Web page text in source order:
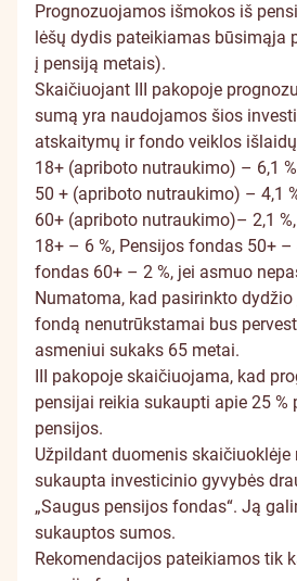
Prognozuojamos išmokos iš
lėšų dydis pateikiamas būsimąja
į pensiją metais).
Skaičiuojant III pakopoje
sumą yra naudojamos šios
atskaitymų ir fondo veiklos
18+ (apriboto nutraukimo) – 6,1
50 + (apriboto nutraukimo) – 4,1
60+ (apriboto nutraukimo)– 2,1
18+ – 6 %, Pensijos fondas 50+ –
fondas 60+ – 2 %, jei asmuo
Numatoma, kad pasirinkto
fondą nenutrūkstamai bus
asmeniui sukaks 65 metai.
III pakopoje skaičiuojama, kad
pensijai reikia sukaupti apie 25 %
pensijos.
Užpildant duomenis skaičiuoklėje
sukaupta investicinio gyvybės
„Saugus pensijos fondas“. Ją
sukauptos sumos.
Rekomendacijos pateikiamos tik